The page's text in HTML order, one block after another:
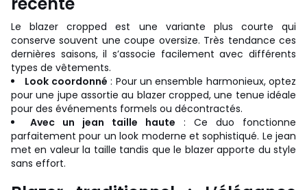
Le blazer cropped est une variante plus courte qui
conserve souvent une coupe oversize. Très tendance ces
dernières saisons, il s’associe facilement avec différents
types de vêtements.
Look coordonné : Pour un ensemble harmonieux, optez
pour une jupe assortie au blazer cropped, une tenue idéale
pour des événements formels ou décontractés.
Avec un jean taille haute : Ce duo fonctionne
parfaitement pour un look moderne et sophistiqué. Le jean
met en valeur la taille tandis que le blazer apporte du style
sans effort.